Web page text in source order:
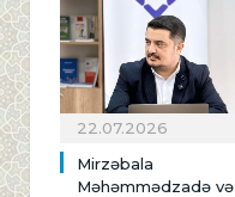
22.07.2026
Mirzəbala
Məhəmmədzadə və